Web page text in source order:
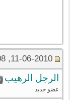
11-06-2010, 11:08 PM
الرجل الرهيب
عضو جديد